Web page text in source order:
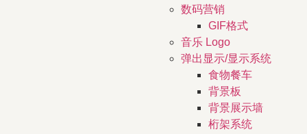
数码营销
GIF格式
音乐 Logo
弹出显示/显示系统
食物餐车
背景板
背景展示墙
桁架系统